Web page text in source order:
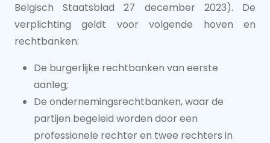
Belgisch Staatsblad 27 december 2023). De
verplichting geldt voor volgende hoven en
rechtbanken:
De burgerlijke rechtbanken van eerste
aanleg;
De ondernemingsrechtbanken, waar de
partijen begeleid worden door een
professionele rechter en twee rechters in